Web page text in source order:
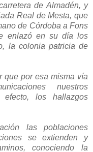
de Almadén, y
Real de Mesta, que
de Córdoba a Fons
enlazó en su día los
la colonia patricia de
que por esa misma vía
nuestros
efecto, los hallazgos
las poblaciones
se extienden y
conociendo la